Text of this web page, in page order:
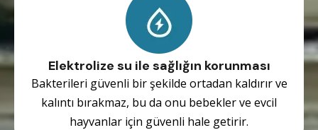
Elektrolize su ile sağlığın korunması
Bakterileri güvenli bir şekilde ortadan kaldırır ve
kalıntı bırakmaz, bu da onu bebekler ve evcil
hayvanlar için güvenli hale getirir.